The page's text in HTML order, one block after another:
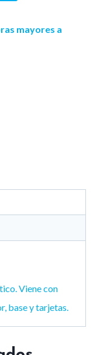
mayores a
Viene con
base y tarjetas.